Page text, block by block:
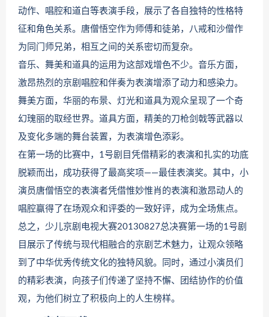
动作、唱腔和道白等表演手段，展示了各自独特的性格特
征和角色关系。唐僧悟空作为师傅和徒弟，八戒和沙僧作
为同门师兄弟，相互之间的关系密切而复杂。
音乐、舞美和道具的运用为这部戏增色不少。音乐方面，
激昂热烈的京剧唱腔和伴奏为表演增添了动力和感染力。
舞美方面，华丽的布景、灯光和道具为观众呈现了一个奇
幻瑰丽的取经世界。道具方面，精美的刀枪剑戟等武器以
及变化多端的舞台装置，为表演增色添彩。
在第一场的比赛中，1号剧目凭借精彩的表演和扎实的功底
脱颖而出，成功获得了最高奖项——最佳表演奖。其中，小
演员唐僧悟空的表演者凭借惟妙惟肖的表演和激昂动人的
唱腔赢得了在场观众和评委的一致好评，成为全场焦点。
总之，少儿京剧电视大赛20130827总决赛第一场的1号剧
目展示了传统与现代相融合的京剧艺术魅力，让观众领略
到了中华优秀传统文化的独特风貌。同时，通过小演员们
的精彩表演，向孩子们传递了坚持不懈、团结协作的价值
观，为他们树立了积极向上的人生榜样。